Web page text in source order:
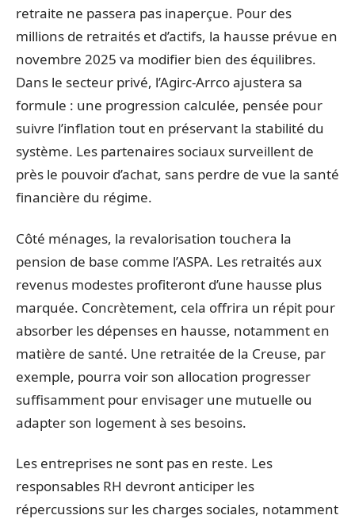
retraite ne passera pas inaperçue. Pour des
millions de retraités et d’actifs, la hausse prévue en
novembre 2025 va modifier bien des équilibres.
Dans le secteur privé, l’Agirc-Arrco ajustera sa
formule : une progression calculée, pensée pour
suivre l’inflation tout en préservant la stabilité du
système. Les partenaires sociaux surveillent de
près le pouvoir d’achat, sans perdre de vue la santé
financière du régime.
Côté ménages, la revalorisation touchera la
pension de base comme l’ASPA. Les retraités aux
revenus modestes profiteront d’une hausse plus
marquée. Concrètement, cela offrira un répit pour
absorber les dépenses en hausse, notamment en
matière de santé. Une retraitée de la Creuse, par
exemple, pourra voir son allocation progresser
suffisamment pour envisager une mutuelle ou
adapter son logement à ses besoins.
Les entreprises ne sont pas en reste. Les
responsables RH devront anticiper les
répercussions sur les charges sociales, notamment